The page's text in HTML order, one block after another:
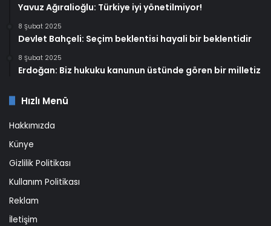
Yavuz Ağıralioğlu: Türkiye iyi yönetilmiyor!
8 Şubat 2025
Devlet Bahçeli: Seçim beklentisi hayali bir beklentidir
8 Şubat 2025
Erdoğan: Biz hukuku kanunun üstünde gören bir milletiz
Hızlı Menü
Hakkımızda
Künye
Gizlilik Politikası
Kullanım Politikası
Reklam
İletişim